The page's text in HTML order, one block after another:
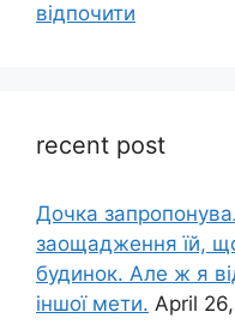
відпочити
recent post
Дочка
заощадження їй,
будинок. Але ж я
іншої мети. April